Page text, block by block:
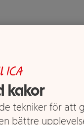
ICA
kakor
tekniker för att
bättre